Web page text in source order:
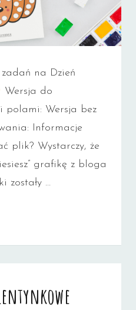
zadań na Dzień
Wersja do
polami: Wersja bez
Informacje
plik? Wystarczy, że
grafikę z bloga
zostały …